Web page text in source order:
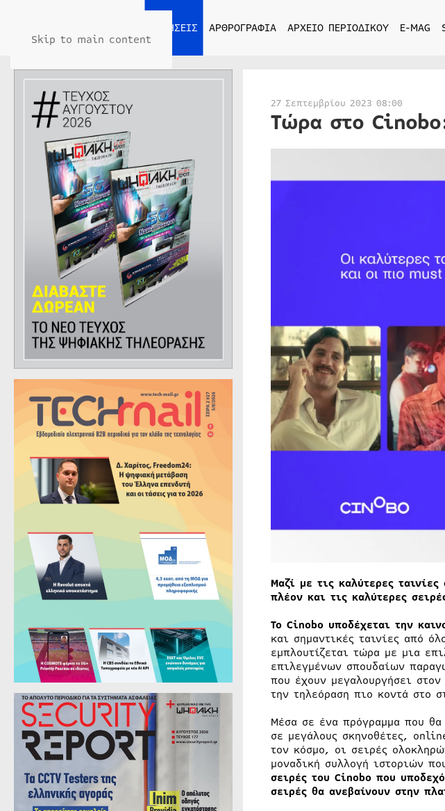
Skip to main content
ΕΙΔΗΣΕΙΣ ΑΡΘΡΟΓΡΑΦΙΑ ΑΡΧΕΙΟ ΠΕΡΙΟΔΙΚΟΥ E-MAG
27 Σεπτεμβρίου 2023 08:00
Τώρα στο
Μαζί με τις καλύτερες
πλέον και τις καλύτερες
Το Cinobo υποδέχεται την
και σημαντικές ταινίες από
εμπλουτίζεται τώρα με μια
επιλεγμένων σπουδαίων
που έχουν μεγαλουργήσει
την τηλεόραση πιο κοντά στο
Μέσα σε ένα πρόγραμμα που θα
σε μεγάλους σκηνοθέτες,
τον κόσμο, οι σειρές
μοναδική συλλογή ιστοριών
σειρές του Cinobo που
σειρές θα ανεβαίνουν στην